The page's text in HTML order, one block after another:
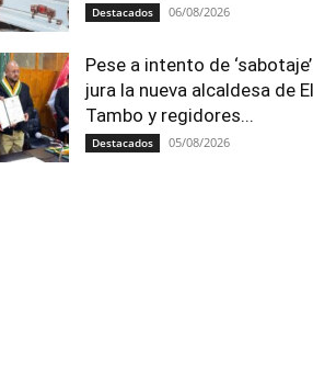
Destacados 06/08/2026
Pese a intento de ‘sabotaje’
jura la nueva alcaldesa de El
Tambo y regidores...
Destacados 05/08/2026